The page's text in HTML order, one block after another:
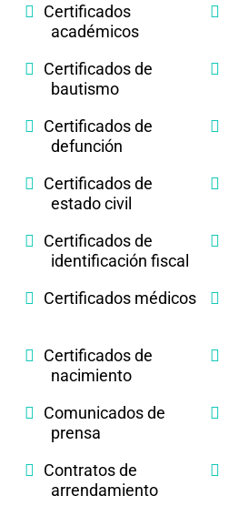
Certificados
académicos
Certificados de
bautismo
Certificados de
defunción
Certificados de
estado civil
Certificados de
identificación fiscal
Certificados médicos
Certificados de
nacimiento
Comunicados de
prensa
Contratos de
arrendamiento